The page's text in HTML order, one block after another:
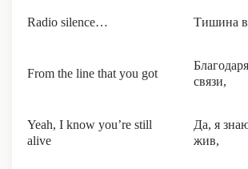
Radio silence… Тишина
From the line that you got
связи,
Yeah, I know you’re still
alive
Да, я
жив,